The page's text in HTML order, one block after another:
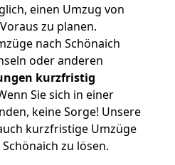
einen Umzug von
zu planen.
nach Schönaich
oder anderen
kurzfristig
Sie sich in einer
keine Sorge! Unsere
kurzfristige Umzüge
zu lösen.